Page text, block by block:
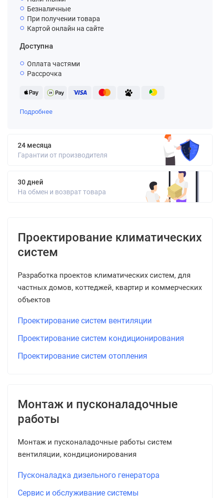
Безналичные
При получении товара
Картой онлайн на сайте
Доступна
Оплата частями
Рассрочка
Подробнее
24 месяца
Гарантии от производителя
30 дней
На обмен и возврат товара
Проектирование климатических
систем
Разработка проектов климатических систем, для
частных домов, коттеджей, квартир и коммерческих
объектов
Проектирование систем вентиляции
Проектирование систем кондиционирования
Проектирование систем отопления
Монтаж и пусконаладочные
работы
Монтаж и пусконаладочные работы систем
вентиляции, кондиционирования
Пусконаладка дизельного генератора
Сервис и обслуживание системы